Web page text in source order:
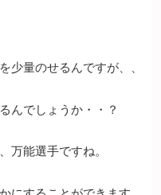
少量のせるんですが、、
んでしょうか・・？
万能選手ですね。